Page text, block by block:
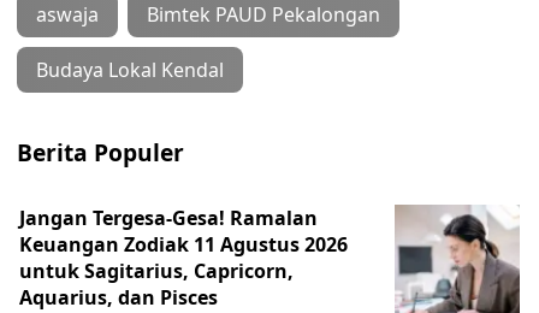
aswaja Bimtek PAUD Pekalongan
Budaya Lokal Kendal
Berita Populer
Jangan Tergesa-Gesa! Ramalan
Keuangan Zodiak 11 Agustus 2026
untuk Sagitarius, Capricorn,
Aquarius, dan Pisces